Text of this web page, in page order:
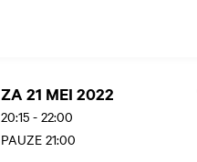
ZA 21 MEI 2022
20:15 - 22:00
PAUZE 21:00